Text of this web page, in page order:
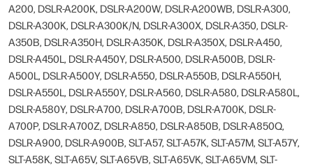
A200, DSLR-A200K, DSLR-A200W, DSLR-A200WB, DSLR-A300,
DSLR-A300K, DSLR-A300K/N, DSLR-A300X, DSLR-A350, DSLR-
A350B, DSLR-A350H, DSLR-A350K, DSLR-A350X, DSLR-A450,
DSLR-A450L, DSLR-A450Y, DSLR-A500, DSLR-A500B, DSLR-
A500L, DSLR-A500Y, DSLR-A550, DSLR-A550B, DSLR-A550H,
DSLR-A550L, DSLR-A550Y, DSLR-A560, DSLR-A580, DSLR-A580L,
DSLR-A580Y, DSLR-A700, DSLR-A700B, DSLR-A700K, DSLR-
A700P, DSLR-A700Z, DSLR-A850, DSLR-A850B, DSLR-A850Q,
DSLR-A900, DSLR-A900B, SLT-A57, SLT-A57K, SLT-A57M, SLT-A57Y,
SLT-A58K, SLT-A65V, SLT-A65VB, SLT-A65VK, SLT-A65VM, SLT-